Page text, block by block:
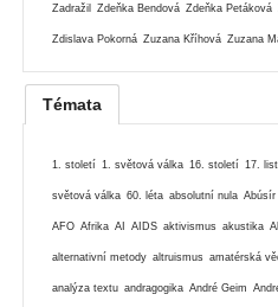
Zadražil Zdeňka Bendová Zdeňka Petáková
Zdislava Pokorná Zuzana Kříhová Zuzana
Témata
1. století 1. světová válka 16. století 17.
světová válka 60. léta absolutní nula Abúsír
AFO Afrika AI AIDS aktivismus akustika
alternativní metody altruismus amatérská
analýza textu andragogika André Geim